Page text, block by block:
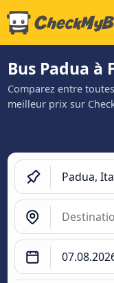
Bus Padua à
Comparez entre
meilleur prix sur